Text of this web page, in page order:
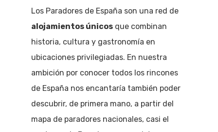
Los Paradores de España son una red de
alojamientos únicos que combinan
historia, cultura y gastronomía en
ubicaciones privilegiadas. En nuestra
ambición por conocer todos los rincones
de España nos encantaría también poder
descubrir, de primera mano, a partir del
mapa de paradores nacionales, casi el